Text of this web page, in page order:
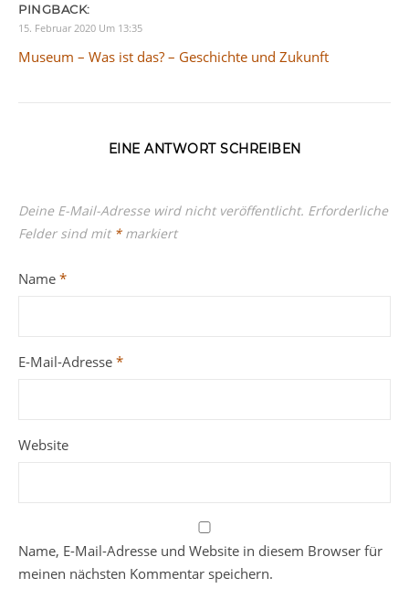
PINGBACK:
15. Februar 2020 Um 13:35
Museum – Was ist das? – Geschichte und Zukunft
EINE ANTWORT SCHREIBEN
Deine E-Mail-Adresse wird nicht veröffentlicht. Erforderliche
Felder sind mit *markiert
Name *
E-Mail-Adresse *
Website
Name, E-Mail-Adresse und Website in diesem Browser für
meinen nächsten Kommentar speichern.